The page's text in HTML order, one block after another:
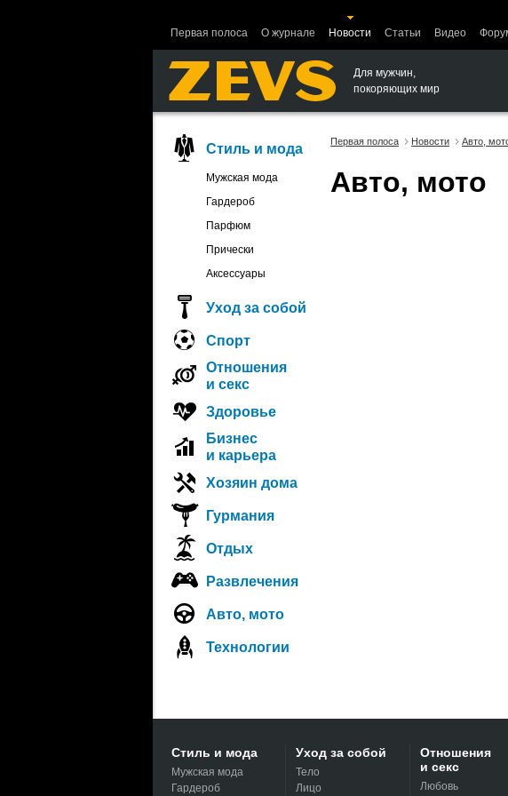
Первая полоса О журнале Новости Статьи Видео
Для мужчин,
покоряющих мир
Стиль и мода
Мужская мода
Гардероб
Парфюм
Прически
Аксессуары
Уход за собой
Спорт
Отношения
и секс
Здоровье
Бизнес
и карьера
Хозяин дома
Гурмания
Отдых
Развлечения
Авто, мото
Технологии
Первая полоса Новости Авто,
Авто, мото
Стиль и мода
Мужская мода
Гардероб
Уход за собой
Тело
Лицо
Отношения
и секс
Любовь